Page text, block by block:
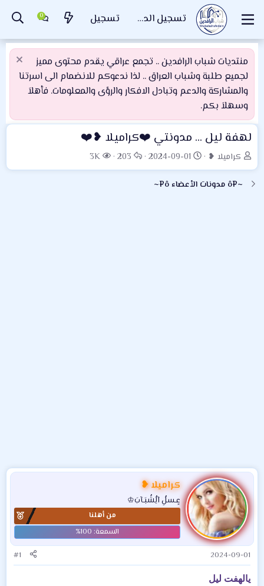
تسجيل الدخول تسجيل
منتديات شباب الرافدين .. تجمع عراقي يقدم محتوى مميز
لجميع طلبة وشباب العراق .. لذا ندعوكم للانضمام الى اسرتنا
والمشاركة والدعم وتبادل الافكار والرؤى والمعلومات. فأهلاَ
وسهلاَ بكم.
لهفة ليل ... مدونتي ❤️كراميلا ❥❤️
ب
ا
د
كراميلا ❥
ت
ا
ر
2024-09-01
ا
ل
203
ا
ل
3K
~¤ô مدونات الأعضاء ô¤~
كراميلا ❥
عٍـسلُِ آلُِشُبَـآبَ♔
من أهلنا
2024-09-01
#1
يالهفت ليل